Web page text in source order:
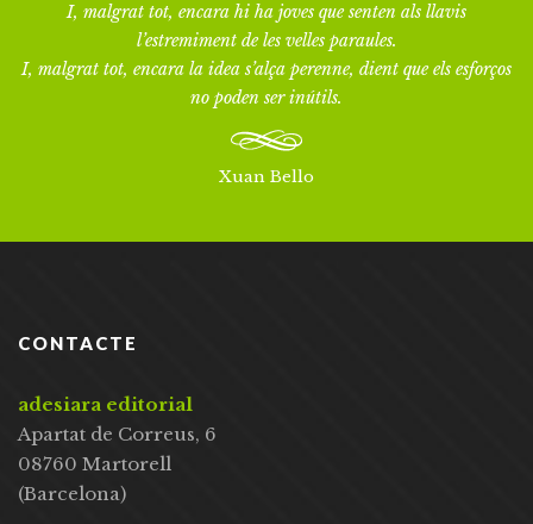
I, malgrat tot, encara hi ha joves que senten als llavis
l’estremiment de les velles paraules.
I, malgrat tot, encara la idea s’alça perenne, dient que els esforços
no poden ser inútils.
Xuan Bello
CONTACTE
adesiara editorial
Apartat de Correus, 6
08760 Martorell
(Barcelona)